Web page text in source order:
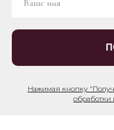
Нажимая кнопку
обработки